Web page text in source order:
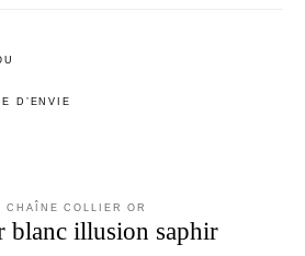
D’ENVIE
COLLIER OR
blanc illusion saphir